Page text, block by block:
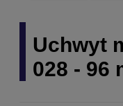
Uchwyt
028 - 96